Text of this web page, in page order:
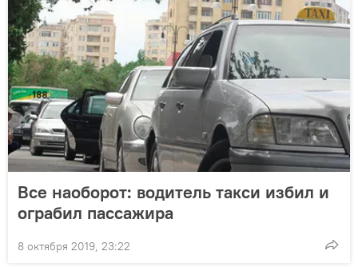
Все наоборот: водитель такси избил и
ограбил пассажира
8 октября 2019, 23:22